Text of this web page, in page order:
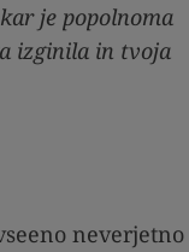
je popolnoma
izginila in tvoja
neverjetno